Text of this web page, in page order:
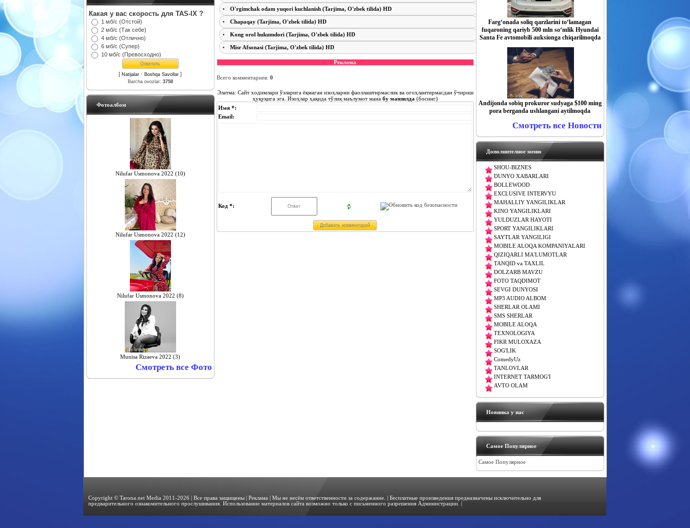
Какая у вас скорость для TAS-IX ?
1 мб/с (Отстой)
2 мб/с (Так себе)
4 мб/с (Отлично)
6 мб/с (Супер)
10 мб/с (Превосходно)
[ Natijalar · Boshqa Savollar ]
Barcha ovozlar: 3758
Фотоалбом
Nilufar Usmonova 2022 (10)
Nilufar Usmonova 2022 (12)
Nilufar Usmonova 2022 (8)
Munisa Rizaeva 2022 (3)
Смотреть все Фото
O'rgimchak odam yuqori kuchlanish (Tarjima, O'zbek tilida) HD
Chapaqay (Tarjima, O'zbek tilida) HD
Kong orol hukumdori (Tarjima, O'zbek tilida) HD
Misr Afsonasi (Tarjima, O'zbek tilida) HD
Реклама
Всего комментариев: 0
Элатма: Сайт ходимлари ўзларига ёқмаган изоҳларни фаоллаштирмаслик ва огоҳлантирмасдан ўчириш
ҳуқуқига эга. Изоҳлар ҳақида тўлиқ маълумот манабу манзилда (босинг)
Имя *:
Email:
Код *:
Farg‘onada soliq qarzlarini to‘lamagan
fuqaroning qariyb 500 mln so‘mlik Hyundai
Santa Fe avtomobili auksionga chiqarilmoqda
Andijonda sobiq prokuror sudyaga $100 ming
pora berganda ushlangani aytilmoqda
Смотреть все Новости
Дополнителное меню
SHOU-BIZNES
DUNYO XABARLARI
BOLLEWOOD
EXCLUSIVE INTERVYU
MAHALLIY YANGILIKLAR
KINO YANGILIKLARI
YULDUZLAR HAYOTI
SPORT YANGILIKLARI
SAYTLAR YANGILIGI
MOBILE ALOQA KOMPANIYALARI
QIZIQARLI MA'LUMOTLAR
TANQID va TAXLIL
DOLZARB MAVZU
FOTO TAQDIMOT
SEVGI DUNYOSI
MP3 AUDIO ALBOM
SHERLAR OLAMI
SMS SHERLAR
MOBILE ALOQA
TEXNOLOGIYA
FIKR MULOXAZA
SOG'LIK
ComedyUz
TANLOVLAR
INTERNET TARMOG'I
AVTO OLAM
Новинка у нас
Самое Популярное
Самое Популярное
Copyright © Tarona.net Media 2011-2026 | Все права защищены |Реклама
| Мы не несём ответственности за содержание. | Бесплатные произведения предназначены исключительно для
предварительного ознакомительного прослушивания. Использование материалов сайта возможно только с письменного разрешения Администрации. |